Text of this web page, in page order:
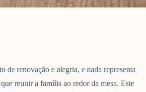
de renovação e alegria, e nada representa
reunir a família ao redor da mesa. Este